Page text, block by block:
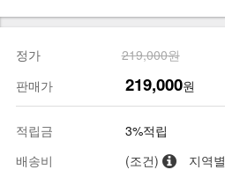
정가
219,000원
판매가
219,000원
적립금
3%적립
배송비
(조건) 지역별